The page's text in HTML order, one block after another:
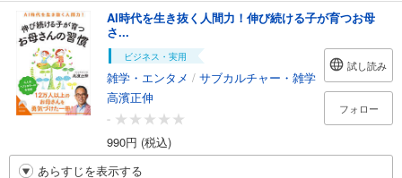
AI時代を生き抜く人間力！伸び続ける子が育つお母
さ...
ビジネス・実用
雑学・エンタメ / サブカルチャー・雑学
高濱正伸
-
990円 (税込)
試し読み
フォロー
あらすじを表示する